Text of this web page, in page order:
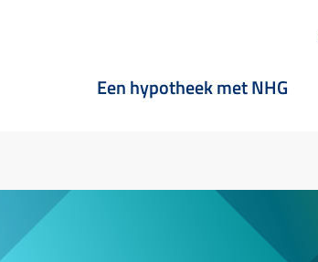
Een hypotheek met NHG